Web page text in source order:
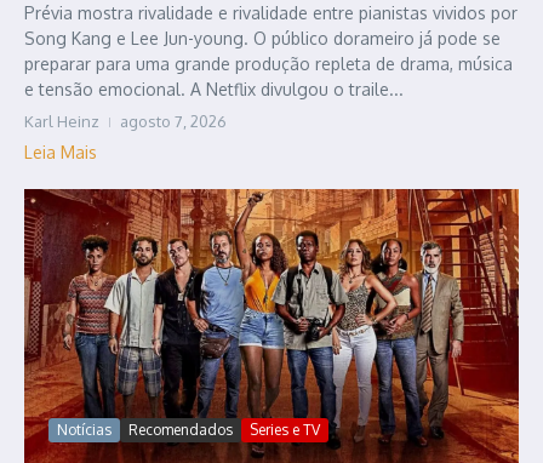
Prévia mostra rivalidade e rivalidade entre pianistas vividos por
Song Kang e Lee Jun-young. O público dorameiro já pode se
preparar para uma grande produção repleta de drama, música
e tensão emocional. A Netflix divulgou o traile...
Karl Heinz agosto 7, 2026
Leia Mais
Notícias Recomendados Series e TV